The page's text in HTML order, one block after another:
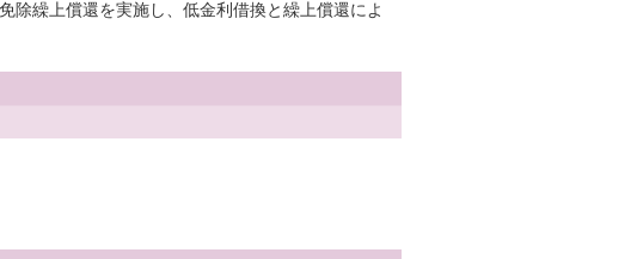
除繰上償還を実施し、低金利借換と繰上償還によ